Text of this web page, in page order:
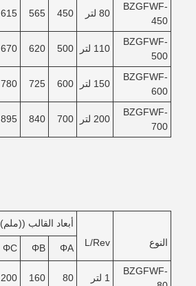
BZGFWF-
450
80 لتر 450
565
615
BZGFWF-
500
110 لتر 500
620
670
BZGFWF-
600
150 لتر 600
725
780
BZGFWF-
700
200 لتر 700
840
895
النوع L/Rev
أبعاد القالب ((ملم)
ΦA
ΦB
ΦC
BZGFWF-
1 لتر 80
160
200